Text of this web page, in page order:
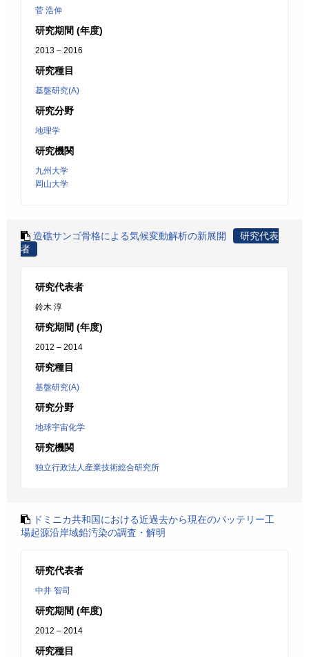
菅 浩伸
研究期間 (年度)
2013 – 2016
研究種目
基盤研究(A)
研究分野
地理学
研究機関
九州大学
岡山大学
造礁サンゴ骨格による気候変動解析の新展開
研究代表
者
研究代表者
鈴木 淳
研究期間 (年度)
2012 – 2014
研究種目
基盤研究(A)
研究分野
地球宇宙化学
研究機関
独立行政法人産業技術総合研究所
ドミニカ共和国における近過去から現在のバッテリー工
場起源沿岸域鉛汚染の調査・解明
研究代表者
中井 智司
研究期間 (年度)
2012 – 2014
研究種目